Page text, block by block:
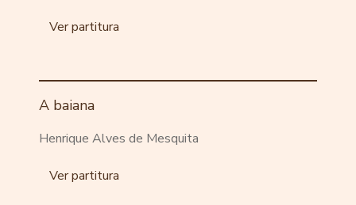
Ver partitura
A baiana
Henrique Alves de Mesquita
Ver partitura